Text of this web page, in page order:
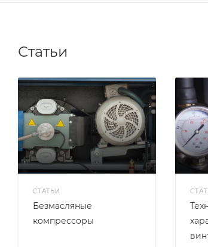
Статьи
СТАТЬИ
Безмасляные
компрессоры